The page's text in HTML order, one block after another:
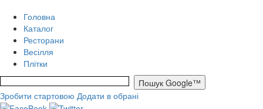
Головна
Каталог
Ресторани
Весілля
Плітки
Зробити стартовою Додати в обрані